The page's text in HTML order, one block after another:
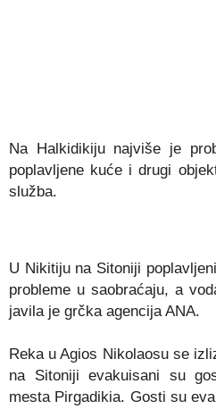
Na Halkidikiju najviše je
poplavljene kuće i drugi
služba.
U Nikitiju na Sitoniji
probleme u saobraćaju, a
javila je grčka agencija ANA.
Reka u Agios Nikolaosu se
na Sitoniji evakuisani su
mesta Pirgadikia. Gosti su